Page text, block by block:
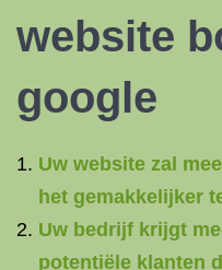
website
google
Uw website zal
het gemakkelijker
Uw bedrijf krijgt
potentiële klanten